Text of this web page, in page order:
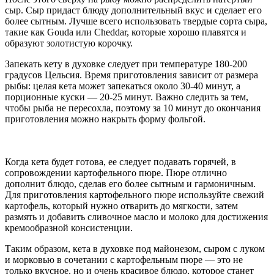
сыр. Сыр придаст блюду дополнительный вкус и сделает его
более сытным. Лучше всего использовать твердые сорта сыра,
такие как Gouda или Cheddar, которые хорошо плавятся и
образуют золотистую корочку.
Запекать кету в духовке следует при температуре 180-200
градусов Цельсия. Время приготовления зависит от размера
рыбы: целая кета может запекаться около 30-40 минут, а
порционные куски — 20-25 минут. Важно следить за тем,
чтобы рыба не пересохла, поэтому за 10 минут до окончания
приготовления можно накрыть форму фольгой.
Когда кета будет готова, ее следует подавать горячей, в
сопровождении картофельного пюре. Пюре отлично
дополнит блюдо, сделав его более сытным и гармоничным.
Для приготовления картофельного пюре используйте свежий
картофель, который нужно отварить до мягкости, затем
размять и добавить сливочное масло и молоко для достижения
кремообразной консистенции.
Таким образом, кета в духовке под майонезом, сыром с луком
и морковью в сочетании с картофельным пюре — это не
только вкусное, но и очень красивое блюдо, которое станет